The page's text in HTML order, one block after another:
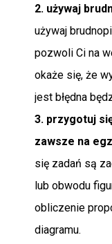
2. używaj
używaj
pozwoli Ci na
okaże się, że
jest błędna
3. przygotuj
zawsze na
się zadań są
lub obwodu
obliczenie
diagramu.